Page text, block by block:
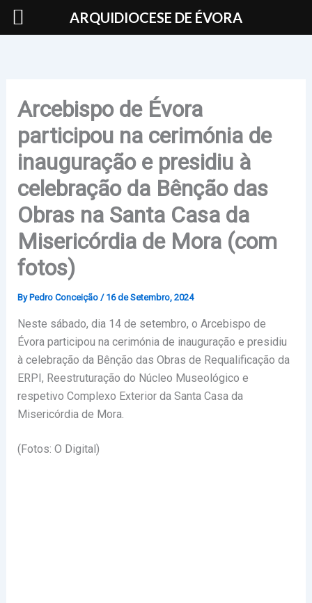
Skip
Arcebispo de Évora
participou na cerimónia de
inauguração e presidiu à
celebração da Bênção das
Obras na Santa Casa da
Misericórdia de Mora (com
fotos)
By Pedro Conceição / 16 de Setembro, 2024
Neste sábado, dia 14 de setembro, o Arcebispo de
Évora participou na cerimónia de inauguração e presidiu
à celebração da Bênção das Obras de Requalificação da
ERPI, Reestruturação do Núcleo Museológico e
respetivo Complexo Exterior da Santa Casa da
Misericórdia de Mora.
(Fotos: O Digital)
ARQUIDIOCESE DE ÉVORA